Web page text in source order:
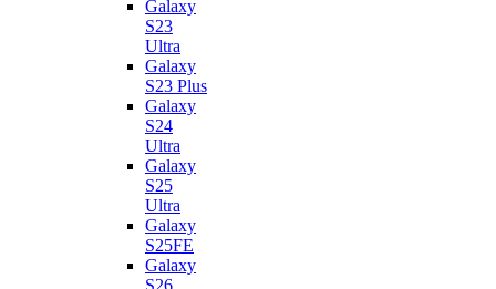
Galaxy
S23
Ultra
Galaxy
S23 Plus
Galaxy
S24
Ultra
Galaxy
S25
Ultra
Galaxy
S25FE
Galaxy
S26